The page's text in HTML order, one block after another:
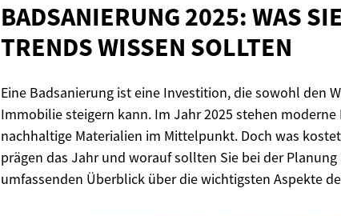
BADSANIERUNG 2025: WAS
TRENDSWISSEN SOLLTEN
Eine Badsanierung ist eine Investition, die sowohl den
Immobilie steigern kann. Im Jahr 2025 stehen
nachhaltige Materialien im Mittelpunkt. Doch was
prägen das Jahr und worauf sollten Sie bei der
umfassenden Überblick über die wichtigsten Aspekte